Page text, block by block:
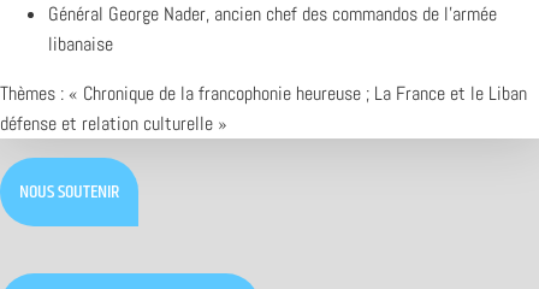
Général George Nader, ancien chef des commandos de l’armée
libanaise
Thèmes : « Chronique de la francophonie heureuse ; La France et le Liban
défense et relation culturelle »
NOUS SOUTENIR